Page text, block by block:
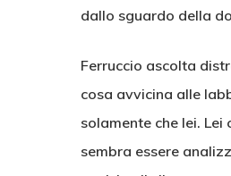
dallo sguardo della
Ferruccio ascolta
cosa avvicina alle
solamente che lei.
sembra essere